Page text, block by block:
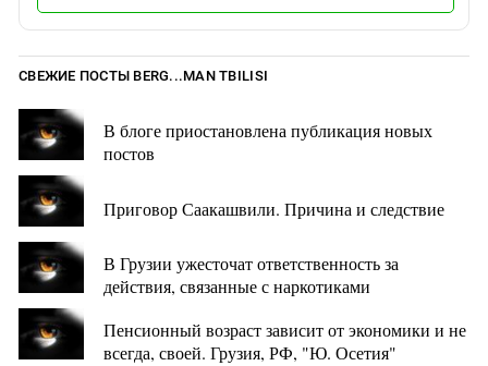
СВЕЖИЕ ПОСТЫ BERG...MAN TBILISI
В блоге приостановлена публикация новых
постов
Приговор Саакашвили. Причина и следствие
В Грузии ужесточат ответственность за
действия, связанные с наркотиками
Пенсионный возраст зависит от экономики и не
всегда, своей. Грузия, РФ, "Ю. Осетия"